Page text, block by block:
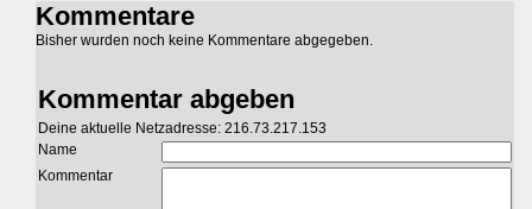
Kommentare
Bisher wurden noch keine Kommentare abgegeben.
Kommentar abgeben
Deine aktuelle Netzadresse: 216.73.217.153
Name
Kommentar